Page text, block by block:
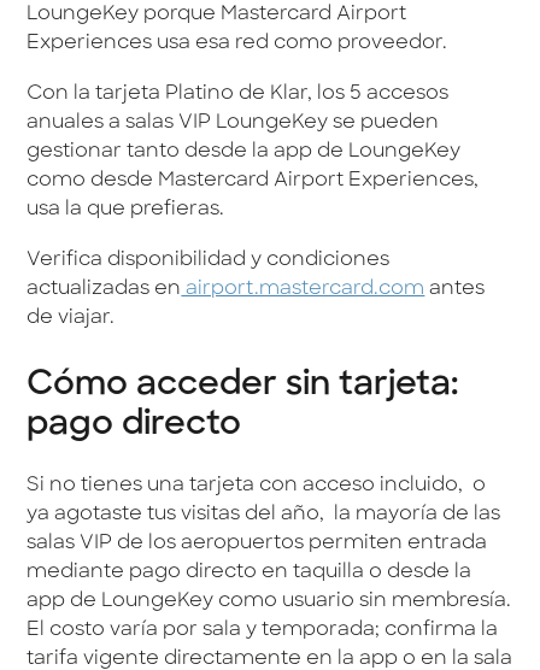
LoungeKey porque Mastercard Airport
Experiences usa esa red como proveedor.
Con la tarjeta Platino de Klar, los 5 accesos
anuales a salas VIP LoungeKey se pueden
gestionar tanto desde la app de LoungeKey
como desde Mastercard Airport Experiences,
usa la que prefieras.
Verifica disponibilidad y condiciones
actualizadas en airport.mastercard.com antes
de viajar.
Cómo acceder sin tarjeta:
pago directo
Si no tienes una tarjeta con acceso incluido, o
ya agotaste tus visitas del año, la mayoría de las
salas VIP de los aeropuertos permiten entrada
mediante pago directo en taquilla o desde la
app de LoungeKey como usuario sin membresía.
El costo varía por sala y temporada; confirma la
tarifa vigente directamente en la app o en la sala